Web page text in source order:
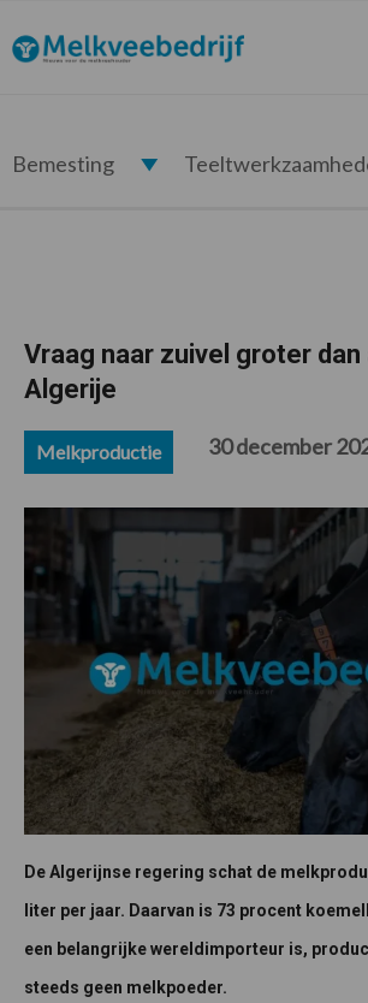
de
hoofdnavigatie
de
hoofd
de
eerste
de
voettekst
Melkveebedrijf.nl
Bemesting
Vraag naar zuivel groter dan
Algerije
Melkproductie 30 december
De Algerijnse regering schat de
liter per jaar. Daarvan is 73 procent
een belangrijke wereldimporteur is,
steeds geen melkpoeder.